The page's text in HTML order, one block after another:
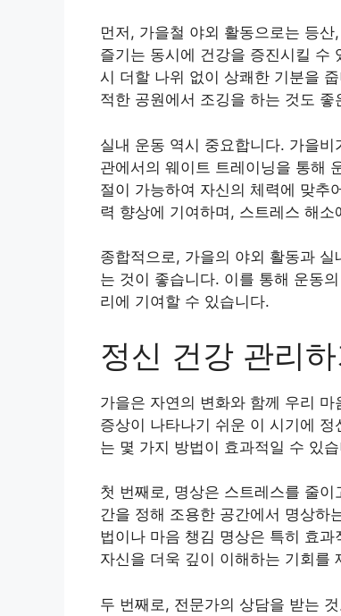
먼저, 가을철 야외 활동으로는 등
즐기는 동시에 건강을 증진시킬 수
시 더할 나위 없이 상쾌한 기분을
적한 공원에서 조깅을 하는 것도 좋
실내 운동 역시 중요합니다. 가을
관에서의 웨이트 트레이닝을 통해
절이 가능하여 자신의 체력에 맞추
력 향상에 기여하며, 스트레스 해소
종합적으로, 가을의 야외 활동과
는 것이 좋습니다. 이를 통해 운동
리에 기여할 수 있습니다.
정신 건강 관리하
가을은 자연의 변화와 함께 우리
증상이 나타나기 쉬운 이 시기에
는 몇 가지 방법이 효과적일 수 있
첫 번째로, 명상은 스트레스를 줄
간을 정해 조용한 공간에서 명상하
법이나 마음 챙김 명상은 특히 효
자신을 더욱 깊이 이해하는 기회를
두 번째로, 전문가의 상담을 받는